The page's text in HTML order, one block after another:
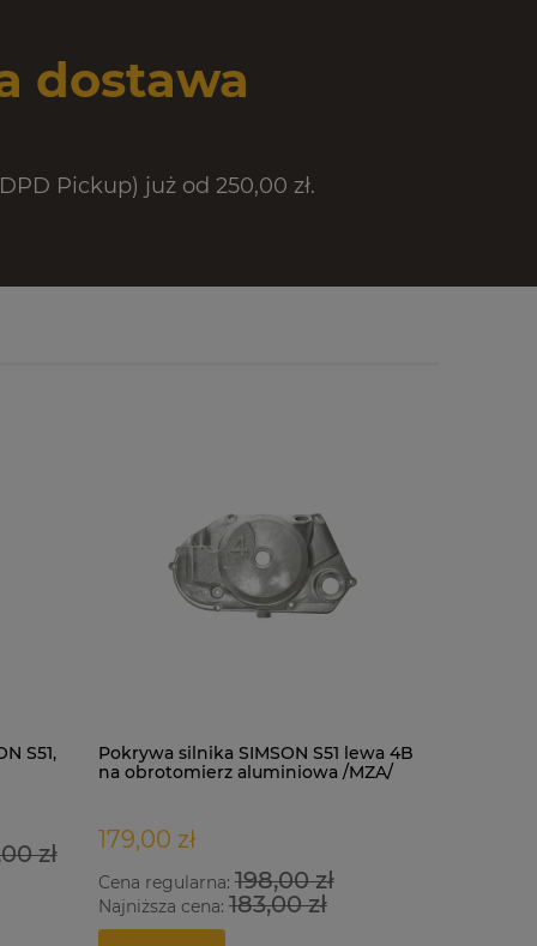
dostawa
Pickup) już od 250,00 zł.
S51,
zł
Pokrywa silnika SIMSON S51 lewa 4B
na obrotomierz aluminiowa /MZA/
179,00 zł
Cena regularna: 198,00 zł
Najniższa cena: 183,00 zł